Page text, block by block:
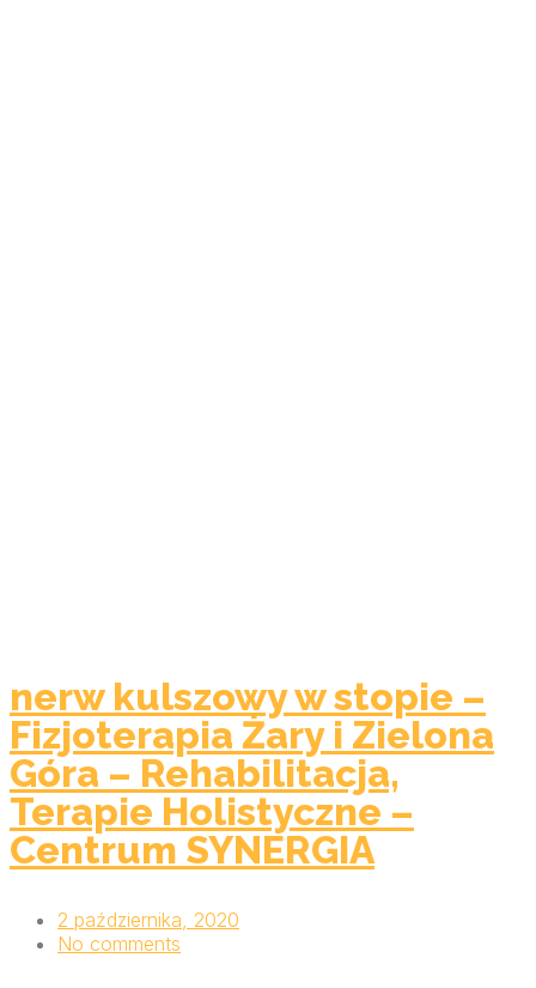
nerw kulszowy w stopie –
Fizjoterapia Żary i Zielona
Góra – Rehabilitacja,
Terapie Holistyczne –
Centrum SYNERGIA
2 października, 2020
No comments